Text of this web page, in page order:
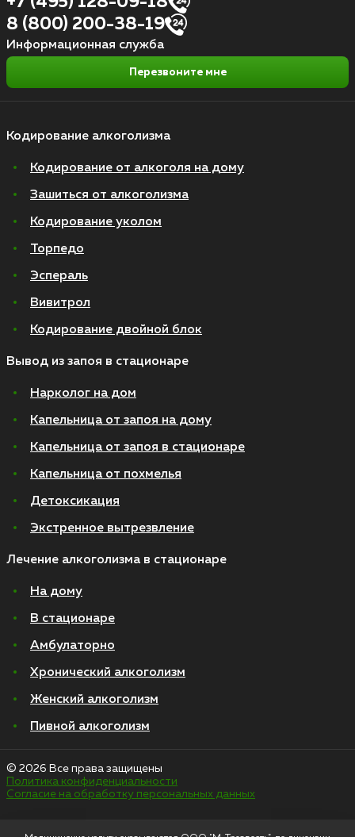
Кодирование алкоголизма
Кодирование от алкоголя на дому
Зашиться от алкоголизма
Кодирование уколом
Торпедо
Эспераль
Вивитрол
Кодирование двойной блок
Вывод из запоя в стационаре
Нарколог на дом
Капельница от запоя на дому
Капельница от запоя в стационаре
Капельница от похмелья
Детоксикация
Экстренное вытрезвление
Лечение алкоголизма в стационаре
На дому
В стационаре
Амбулаторно
Хронический алкоголизм
Женский алкоголизм
Пивной алкоголизм
8 (800) 200-38-19
Информационная служба
Перезвоните мне
© 2026 Все права защищены
Политика конфиденциальности
Согласие на обработку персональных данных